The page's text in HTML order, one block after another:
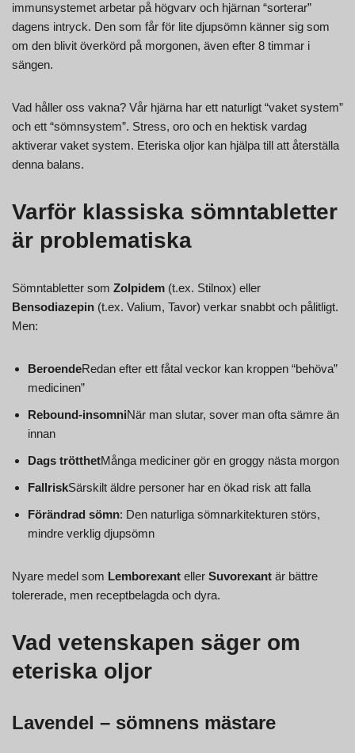
immunsystemet arbetar på högvarv och hjärnan “sorterar”
dagens intryck. Den som får för lite djupsömn känner sig som
om den blivit överkörd på morgonen, även efter 8 timmar i
sängen.
Vad håller oss vakna? Vår hjärna har ett naturligt “vaket system”
och ett “sömnsystem”. Stress, oro och en hektisk vardag
aktiverar vaket system. Eteriska oljor kan hjälpa till att återställa
denna balans.
Varför klassiska sömntabletter
är problematiska
Sömntabletter som Zolpidem (t.ex. Stilnox) eller
Bensodiazepin (t.ex. Valium, Tavor) verkar snabbt och pålitligt.
Men:
BeroendeRedan efter ett fåtal veckor kan kroppen “behöva”
medicinen”
Rebound-insomniNär man slutar, sover man ofta sämre än
innan
Dags trötthetMånga mediciner gör en groggy nästa morgon
FallriskSärskilt äldre personer har en ökad risk att falla
Förändrad sömn: Den naturliga sömnarkitekturen störs,
mindre verklig djupsömn
Nyare medel som Lemborexant eller Suvorexant är bättre
tolererade, men receptbelagda och dyra.
Vad vetenskapen säger om
eteriska oljor
Lavendel – sömnens mästare